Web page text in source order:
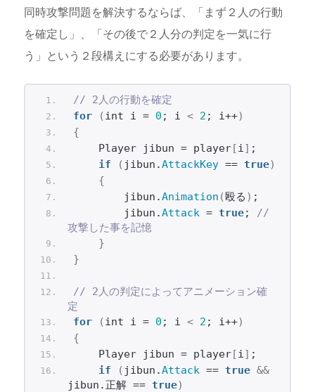
同時攻撃問題を解決するならば、「まず２人の行動
を確定し」、「その後で２人分の判定を一気に行
う」という２段構えにする必要があります。
// 2人の行動を確定
for
(int i = 0 ; i < 2 ; i++)
{
    Player jibun = player
[i ] ;
if
( jibun.AttackKey == true)
{
        jibun.
Animation (殴る ) ;
        jibun.
Attack = true;
//
攻撃した事を記憶
}
}
// 2人の判定によってアニメーション確
定
for
(int i = 0 ; i < 2 ; i++)
{
    Player jibun = player
[i ] ;
if
( jibun.Attack == true &&
jibun.正解 == true)